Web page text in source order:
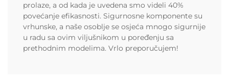
prolaze, a od kada je uvedena smo videli 40%
povećanje efikasnosti. Sigurnosne komponente su
vrhunske, a naše osoblje se osjeća mnogo sigurnije
u radu sa ovim viljušnikom u poređenju sa
prethodnim modelima. Vrlo preporučujem!